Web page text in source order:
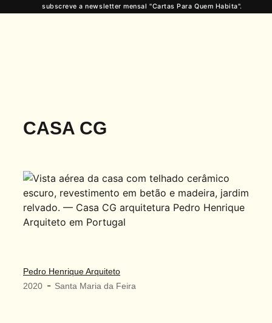
CASA CG
Pedro Henrique Arquiteto
2020 - Santa Maria da Feira
subscreve a newsletter mensal "Cartas Para Quem Habita".